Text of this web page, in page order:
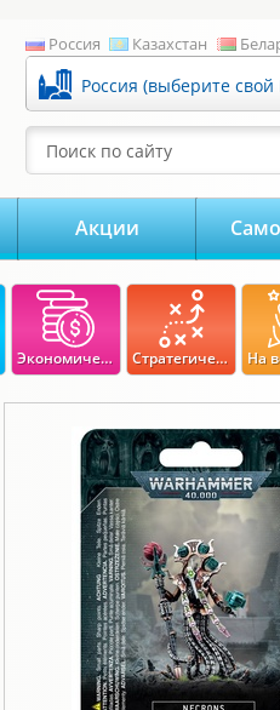
Россия Казахстан
Поиск по сайту
Акции
Экономические Стратегические